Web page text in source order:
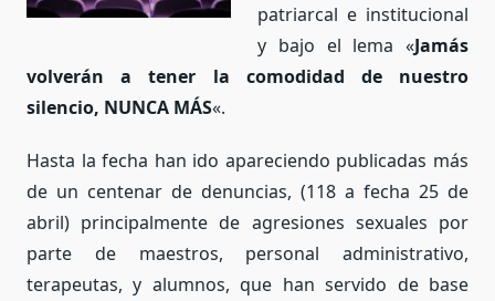
patriarcal e institucional
y bajo el lema «Jamás
volverán a tener la comodidad de nuestro
silencio, NUNCA MÁS«.
Hasta la fecha han ido apareciendo publicadas más
de un centenar de denuncias, (118 a fecha 25 de
abril) principalmente de agresiones sexuales por
parte de maestros, personal administrativo,
terapeutas, y alumnos, que han servido de base